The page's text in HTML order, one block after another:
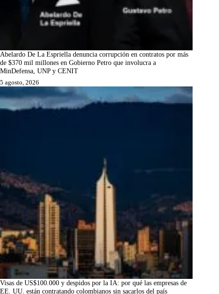
Abelardo De La Espriella denuncia corrupción en contratos por más
de $370 mil millones en Gobierno Petro que involucra a
MinDefensa, UNP y CENIT
5 agosto, 2026
Visas de US$100.000 y despidos por la IA: por qué las empresas de
EE. UU. están contratando colombianos sin sacarlos del país